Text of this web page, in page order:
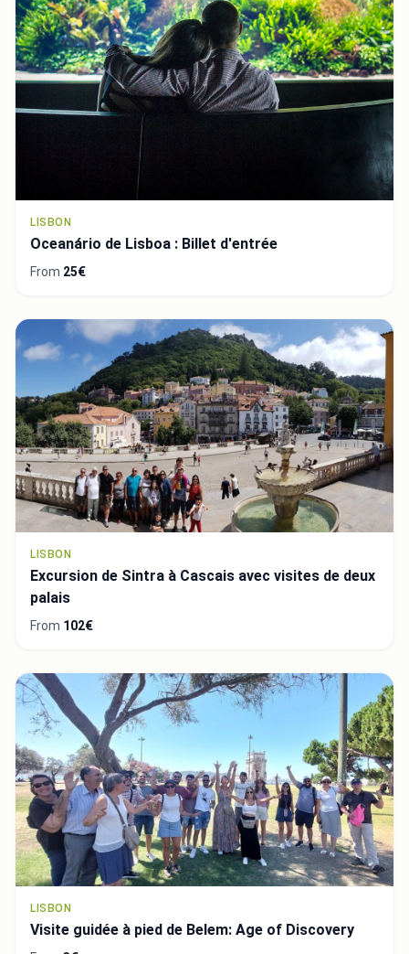
LISBON
Oceanário de Lisboa : Billet d'entrée
From 25€
LISBON
Excursion de Sintra à Cascais avec visites de deux
palais
From 102€
LISBON
Visite guidée à pied de Belem: Age of Discovery